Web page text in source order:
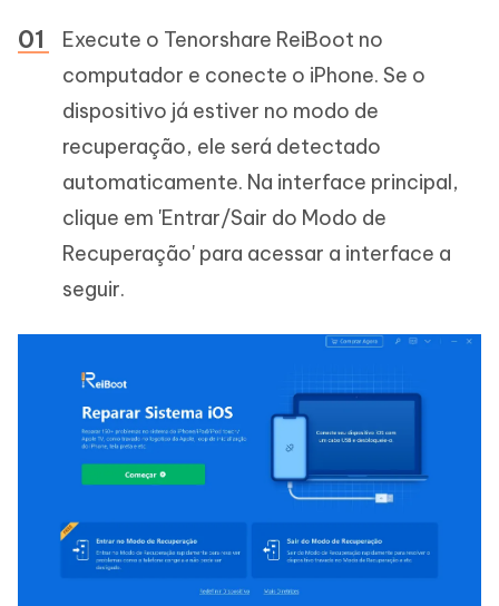
Execute o Tenorshare ReiBoot no
computador e conecte o iPhone. Se o
dispositivo já estiver no modo de
recuperação, ele será detectado
automaticamente. Na interface principal,
clique em 'Entrar/Sair do Modo de
Recuperação' para acessar a interface a
seguir.